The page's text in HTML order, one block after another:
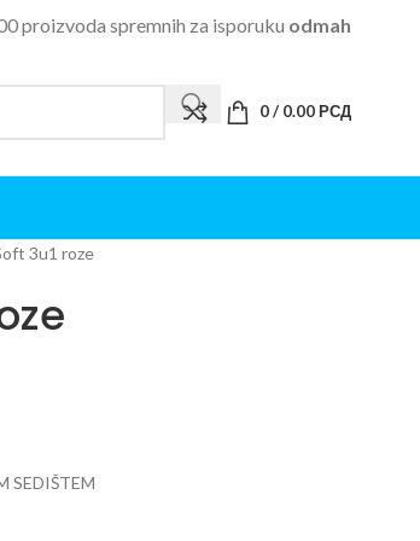
proizvoda spremnih za isporuku odmah
0/ 0.00РСД
3u1 roze
SEDIŠTEM